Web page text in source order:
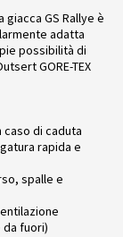
GS Rallye è
adatta
possibilità di
GORE-TEX
di caduta
rapida e
spalle e
da fuori)